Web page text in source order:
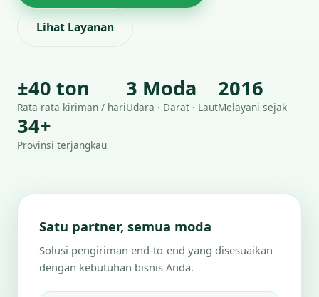
Lihat Layanan
±40 ton
Rata-rata kiriman / hari
3 Moda
Udara · Darat · Laut
2016
Melayani sejak
34+
Provinsi terjangkau
Satu partner, semua moda
Solusi pengiriman end-to-end yang disesuaikan
dengan kebutuhan bisnis Anda.